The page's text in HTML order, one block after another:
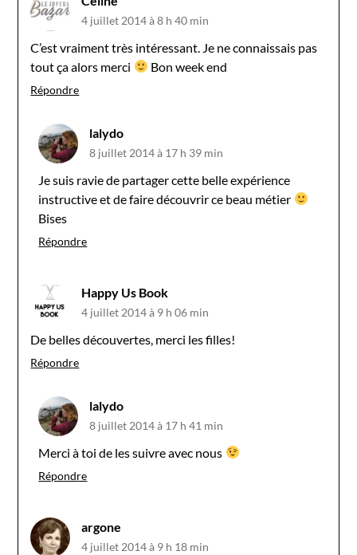
4 juillet 2014 à 8 h 40 min
C’est vraiment très intéressant. Je ne connaissais pas
tout ça alors merci
Bon week end
Répondre
lalydo
8 juillet 2014 à 17 h 39 min
Je suis ravie de partager cette belle expérience
instructive et de faire découvrir ce beau métier
Bises
Répondre
Happy Us Book
4 juillet 2014 à 9 h 06 min
De belles découvertes, merci les filles!
Répondre
lalydo
8 juillet 2014 à 17 h 41 min
Merci à toi de les suivre avec nous
Répondre
argone
4 juillet 2014 à 9 h 18 min